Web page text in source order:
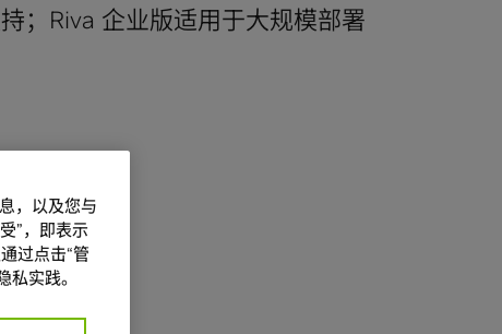
；Riva 企业版适用于大规模部署
，以及您与
”，即表示
过点击“管
私实践。